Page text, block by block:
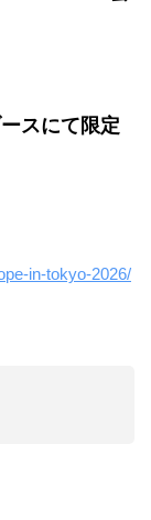
スにて限定
in-tokyo-2026/